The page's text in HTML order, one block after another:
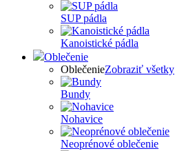
SUP pádla
Kanoistické pádla
Oblečenie
OblečenieZobraziť všetky
Bundy
Nohavice
Neoprénové oblečenie